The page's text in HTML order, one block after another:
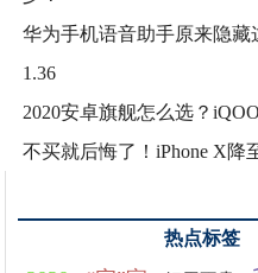
华为手机语音助手原来隐
1.36
2020安卓旗舰怎么选？
不买就后悔了！iPhone X降
热点标签